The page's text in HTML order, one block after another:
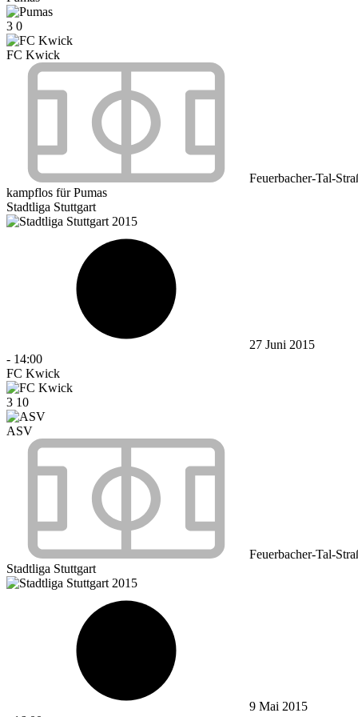
3 0
FC Kwick
Feuerbacher-Tal-
kampflos für Pumas
Stadtliga Stuttgart
27 Juni 2015
- 14:00
FC Kwick
3 10
ASV
Feuerbacher-Tal-
Stadtliga Stuttgart
9 Mai 2015